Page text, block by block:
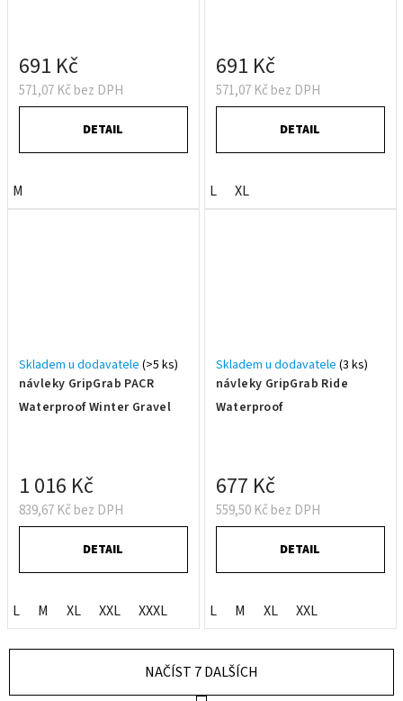
571,07 Kč bez DPH
691 Kč
DETAIL
M
571,07 Kč bez DPH
691 Kč
DETAIL
L XL
návleky GripGrab PACR
Waterproof Winter Gravel
Skladem u dodavatele (>5 ks)
839,67 Kč bez DPH
1 016 Kč
DETAIL
L M XL XXL XXXL
návleky GripGrab Ride
Waterproof
Skladem u dodavatele (3 ks)
559,50 Kč bez DPH
677 Kč
DETAIL
L M XL XXL
NAČÍST 7 DALŠÍCH